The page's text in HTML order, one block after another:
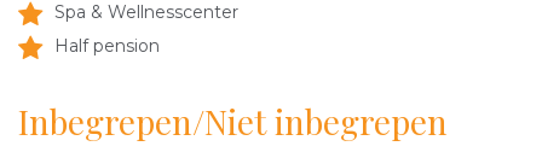
Spa & Wellnesscenter
Half pension
Inbegrepen/Niet inbegrepen